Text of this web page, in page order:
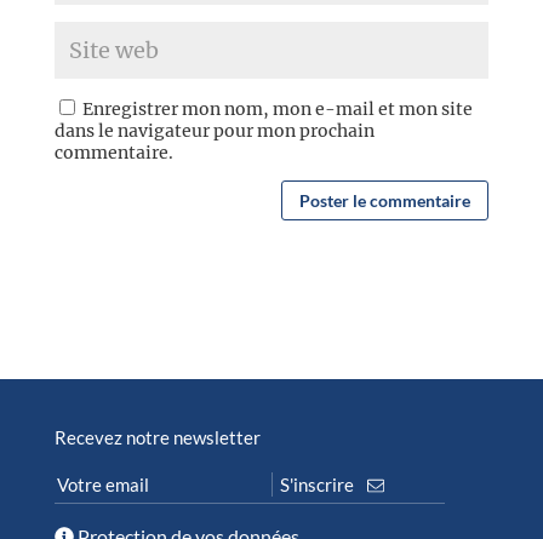
Enregistrer mon nom, mon e-mail et mon site
dans le navigateur pour mon prochain
commentaire.
Recevez notre newsletter